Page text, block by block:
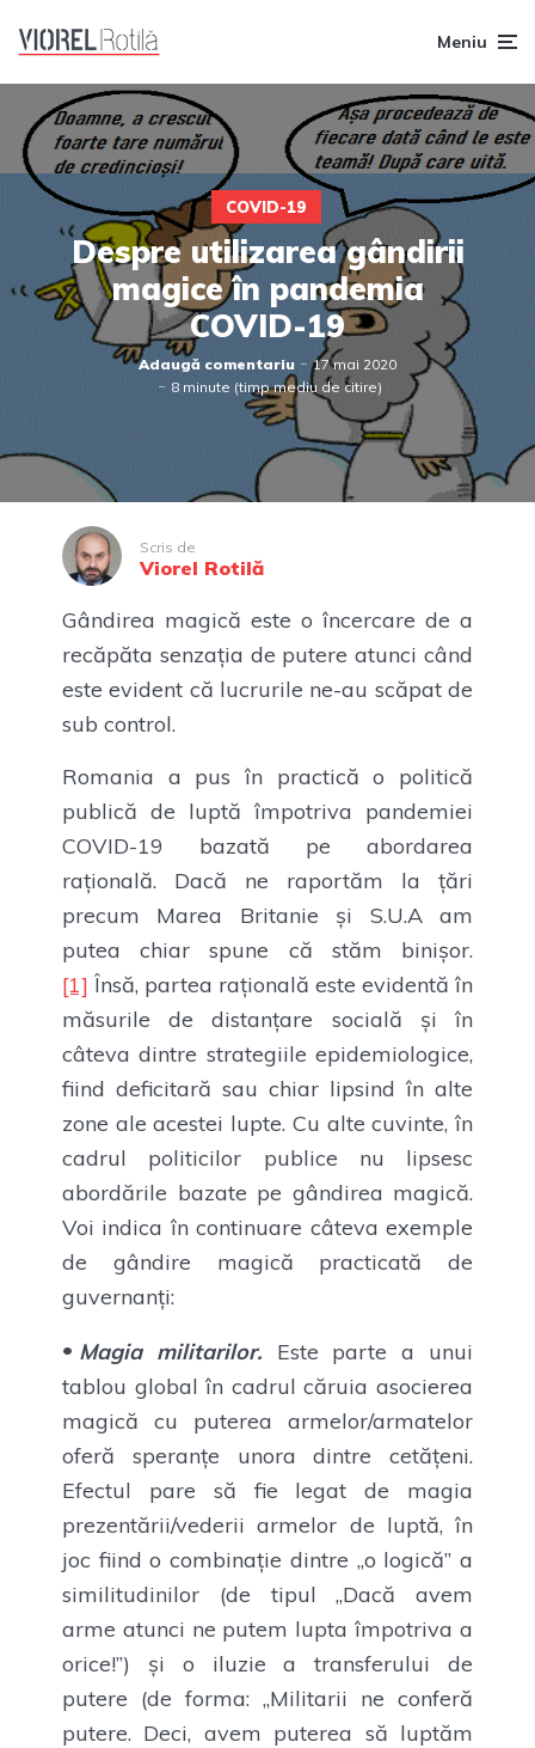
Meniu
COVID-19
Despre utilizarea gândirii
magice în pandemia
COVID-19
Adaugă comentariu
17 mai 2020
8 minute (timp mediu de citire)
Scris de
Viorel Rotilă
Gândirea magică este o încercare de a
recăpăta senzația de putere atunci când
este evident că lucrurile ne-au scăpat de
sub control.
Romania a pus în practică o politică
publică de luptă împotriva pandemiei
COVID-19 bazată pe abordarea
rațională. Dacă ne raportăm la țări
precum Marea Britanie și S.U.A am
putea chiar spune că stăm binișor.
[1] Însă, partea rațională este evidentă în
măsurile de distanțare socială și în
câteva dintre strategiile epidemiologice,
fiind deficitară sau chiar lipsind în alte
zone ale acestei lupte. Cu alte cuvinte, în
cadrul politicilor publice nu lipsesc
abordările bazate pe gândirea magică.
Voi indica în continuare câteva exemple
de gândire magică practicată de
guvernanți:
Magia militarilor. Este parte a unui
tablou global în cadrul căruia asocierea
magică cu puterea armelor/armatelor
oferă speranțe unora dintre cetățeni.
Efectul pare să fie legat de magia
prezentării/vederii armelor de luptă, în
joc fiind o combinație dintre „o logică” a
similitudinilor (de tipul „Dacă avem
arme atunci ne putem lupta împotriva a
orice!”) și o iluzie a transferului de
putere (de forma: „Militarii ne conferă
putere. Deci, avem puterea să luptăm